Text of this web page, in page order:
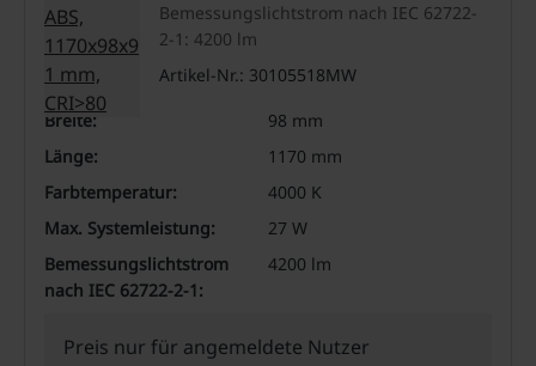
Bemessungslichtstrom nach IEC 62722-
2-1: 4200 lm
Artikel-Nr.: 30105518MW
Breite:
98 mm
Länge:
1170 mm
Farbtemperatur:
4000 K
Max. Systemleistung:
27 W
Bemessungslichtstrom
nach IEC 62722-2-1:
4200 lm
Preis nur für angemeldete Nutzer